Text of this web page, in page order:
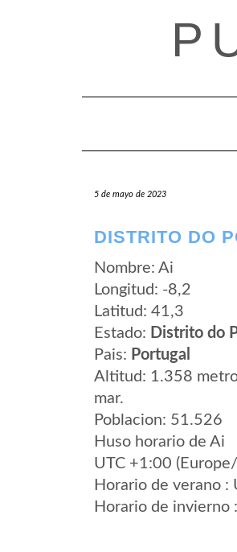
5 de mayo de 2023
DISTRITO DO
Nombre: Ai
Longitud: -8,2
Latitud: 41,3
Estado: Distrito do
Pais: Portugal
Altitud: 1.358
mar.
Poblacion: 51.526
Huso horario de Ai
UTC +1:00
Horario de verano :
Horario de invierno